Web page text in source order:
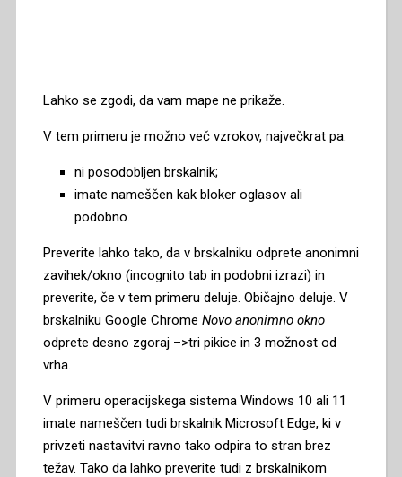
Lahko se zgodi, da vam mape ne prikaže.
V tem primeru je možno več vzrokov, največkrat pa:
ni posodobljen brskalnik;
imate nameščen kak bloker oglasov ali
podobno.
Preverite lahko tako, da v brskalniku odprete anonimni
zavihek/okno (incognito tab in podobni izrazi) in
preverite, če v tem primeru deluje. Običajno deluje. V
brskalniku Google Chrome Novo anonimno okno
odprete desno zgoraj –>tri pikice in 3 možnost od
vrha.
V primeru operacijskega sistema Windows 10 ali 11
imate nameščen tudi brskalnik Microsoft Edge, ki v
privzeti nastavitvi ravno tako odpira to stran brez
težav. Tako da lahko preverite tudi z brskalnikom